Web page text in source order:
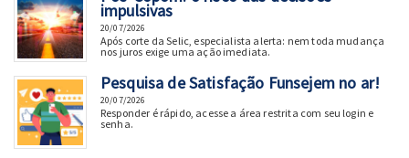
impulsivas
20/07/2026
Após corte da Selic, especialista alerta: nem toda mudança
nos juros exige uma ação imediata.
Pesquisa de Satisfação Funsejem no ar!
20/07/2026
Responder é rápido, acesse a área restrita com seu login e
senha.